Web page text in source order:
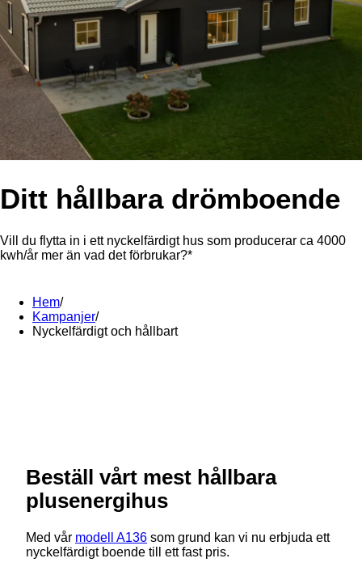
Ditt hållbara drömboende
Vill du flytta in i ett nyckelfärdigt hus som producerar ca 4000
kwh/år mer än vad det förbrukar?*
Hem/
Kampanjer/
Nyckelfärdigt och hållbart
Beställ vårt mest hållbara
plusenergihus
Med vår modell A136 som grund kan vi nu erbjuda ett
nyckelfärdigt boende till ett fast pris.